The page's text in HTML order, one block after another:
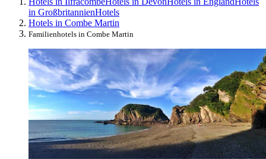
in GroßbritannienHotels
Hotels in Combe Martin
Familienhotels in Combe Martin